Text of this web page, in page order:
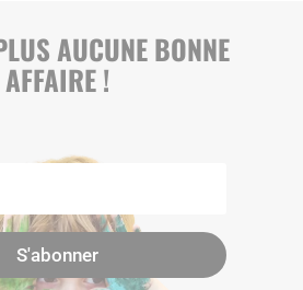
AUCUNE BONNE
AFFAIRE !
S'abonner